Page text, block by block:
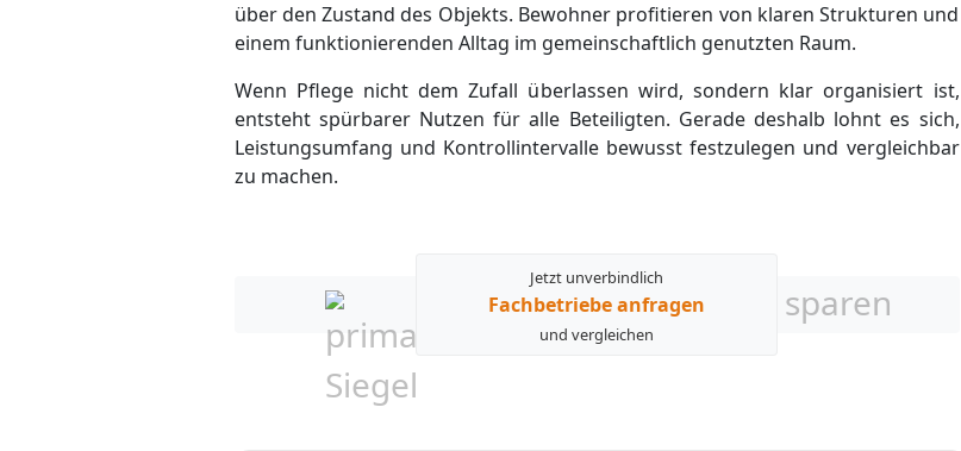
über den Zustand des Objekts. Bewohner profitieren von klaren Strukturen und
einem funktionierenden Alltag im gemeinschaftlich genutzten Raum.
Wenn Pflege nicht dem Zufall überlassen wird, sondern klar organisiert ist,
entsteht spürbarer Nutzen für alle Beteiligten. Gerade deshalb lohnt es sich,
Leistungsumfang und Kontrollintervalle bewusst festzulegen und vergleichbar
zu machen.
Jetzt unverbindlich
Fachbetriebe anfragen
und vergleichen
sparen